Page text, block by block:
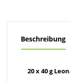
Beschreibung
20 x 40 g